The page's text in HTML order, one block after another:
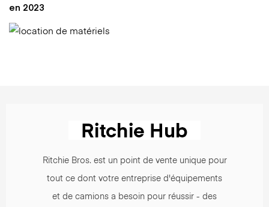
en 2023
Ritchie Bros. est un point de vente unique pour
tout ce dont votre entreprise d'équipements
et de camions a besoin pour réussir - des